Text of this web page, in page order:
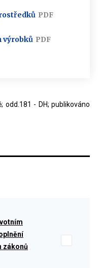
PDF
výrobků PDF
odd.181 - DH; publikováno
zákonů